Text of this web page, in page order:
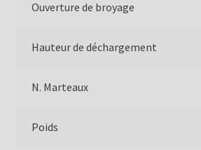
Ouverture de broyage
Hauteur de déchargement
N. Marteaux
Poids